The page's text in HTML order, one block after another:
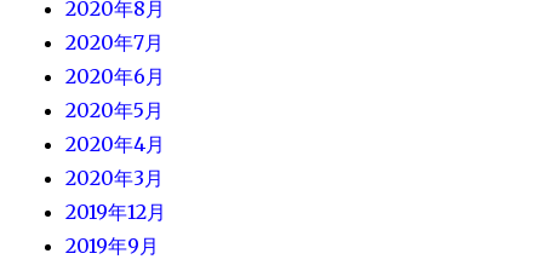
2020年8月
2020年7月
2020年6月
2020年5月
2020年4月
2020年3月
2019年12月
2019年9月